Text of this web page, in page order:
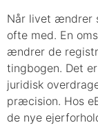
Når livet ændrer
ofte med. En
ændrer de
tingbogen. Det
juridisk
præcision. Hos
de nye